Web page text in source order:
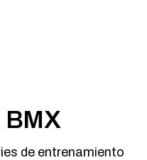
BMX
de entrenamiento